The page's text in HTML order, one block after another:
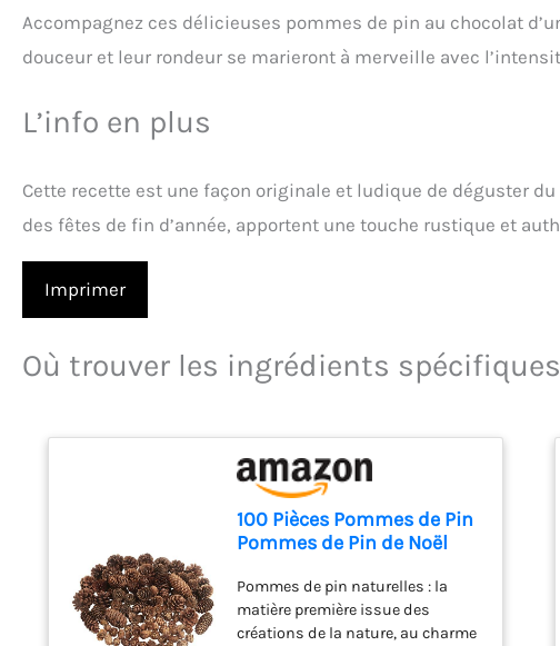
Accompagnez ces délicieuses pommes de pin au chocolat
douceur et leur rondeur se marieront à merveille avec
L’info en plus
Cette recette est une façon originale et ludique de déguster
des fêtes de fin d’année, apportent une touche rustique et
Imprimer
Où trouver les ingrédients
100 Pièces Pommes de Pin
Pommes de Pin de Noël
Vrac pour Bricolage à la
Main Mariage Sapin de
Noël Automne Hiver
Pommes de pin naturelles : la
matière première issue des
créations de la nature, au charme